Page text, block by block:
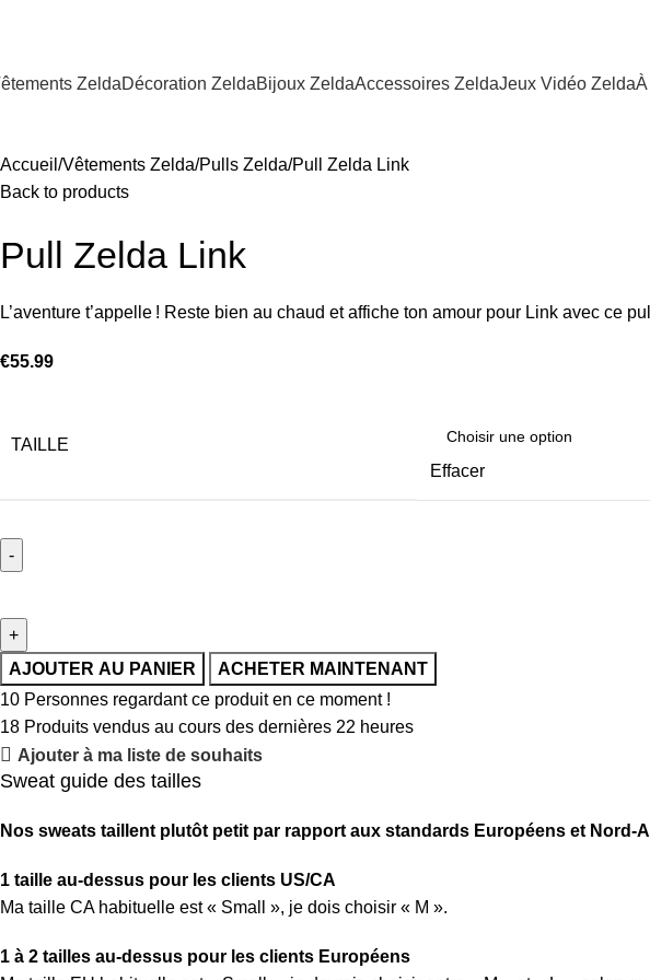
ZeldaDécoration ZeldaBijoux ZeldaAccessoires ZeldaJeux Vidéo Zelda
Accueil Vêtements Zelda Pulls Zelda Pull Zelda Link
Back to products
Pull Zelda Link
L’aventure t’appelle ! Reste bien au chaud et affiche ton amour pour Link avec ce
€55.99
TAILLE
Effacer
AJOUTER AU PANIER
ACHETER MAINTENANT
10 Personnes regardant ce produit en ce moment !
18 Produits vendus au cours des dernières 22 heures
Ajouter à ma liste de souhaits
Sweat guide des tailles
Nos sweats taillent plutôt petit par rapport aux standards Européens et
1 taille au-dessus pour les clients US/CA
Ma taille CA habituelle est « Small », je dois choisir « M ».
1 à 2 tailles au-dessus pour les clients Européens